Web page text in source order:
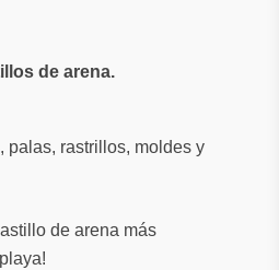
de arena.
palas, rastrillos, moldes y
de arena más